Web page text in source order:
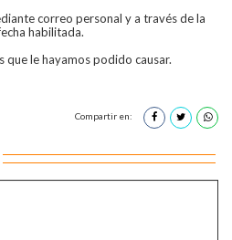
correo personal y a través de la
habilitada.
que le hayamos podido causar.
Compartir en: